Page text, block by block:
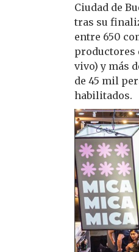
Ciudad de
tras su
entre 650
productores
vivo) y más
de 45 mil
habilitados.